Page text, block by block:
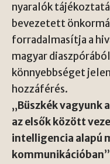
nyaralók
bevezetett
forradalmasítja a
magyar
könnyebbséget
hozzáférés.
„Büszkék vagyunk
az elsők között
intelligencia alapú
kommunikációban